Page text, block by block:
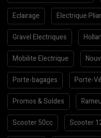
Eclairage Electrique
Gravel Electriques
Mobilite Electrique
Porte-bagages Porte-
Promos & Soldes
Scooter 50cc Scooter